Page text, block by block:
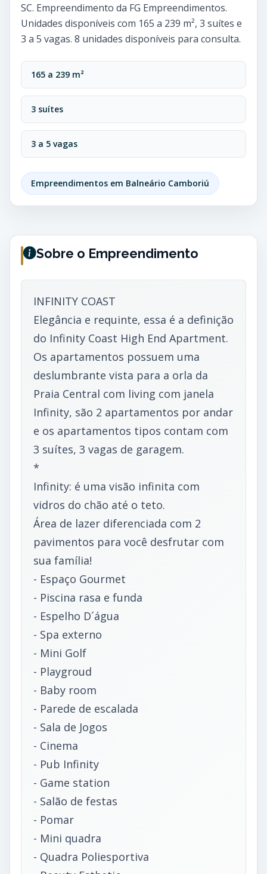
SC. Empreendimento da FG Empreendimentos.
Unidades disponíveis com 165 a 239 m², 3 suítes e
3 a 5 vagas. 8 unidades disponíveis para consulta.
165 a 239 m²
3 suítes
3 a 5 vagas
Empreendimentos em Balneário Camboriú
Sobre o Empreendimento
INFINITY COAST
Elegância e requinte, essa é a definição
do Infinity Coast High End Apartment.
Os apartamentos possuem uma
deslumbrante vista para a orla da
Praia Central com living com janela
Infinity, são 2 apartamentos por andar
e os apartamentos tipos contam com
3 suítes, 3 vagas de garagem.
*
Infinity: é uma visão infinita com
vidros do chão até o teto.
Área de lazer diferenciada com 2
pavimentos para você desfrutar com
sua família!
- Espaço Gourmet
- Piscina rasa e funda
- Espelho D´água
- Spa externo
- Mini Golf
- Playgroud
- Baby room
- Parede de escalada
- Sala de Jogos
- Cinema
- Pub Infinity
- Game station
- Salão de festas
- Pomar
- Mini quadra
- Quadra Poliesportiva